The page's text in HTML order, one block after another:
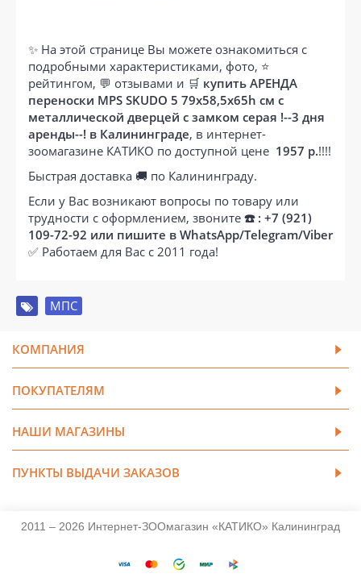
✨ На этой странице Вы можете ознакомиться с
подробными характеристиками, фото, ⭐
рейтингом, 💬 отзывами и 🛒 купить АРЕНДА
переноски MPS SKUDO 5 79х58,5х65h см с
металлической дверцей с замком серая !--3 дня
аренды--! в Калининграде, в интернет-
зоомагазине КАТИКО по доступной цене 1957 р.!!!!
Быстрая доставка 🚚 по Калининграду.
Если у Вас возникают вопросы по товару или
трудности с оформлением, звоните ☎️ : +7 (921)
109-72-92 или пишите в WhatsApp/Telegram/Viber
✅ Работаем для Вас с 2011 года!
МПС
КОМПАНИЯ
ПОКУПАТЕЛЯМ
НАШИ МАГАЗИНЫ
ПУНКТЫ ВЫДАЧИ ЗАКАЗОВ
2011 – 2026 Интернет-ЗООмагазин «КАТИКО» Калининград